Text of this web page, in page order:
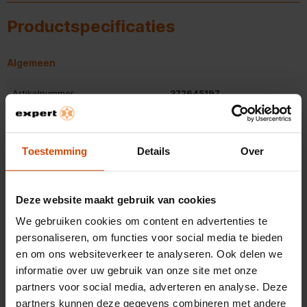
Toestemming Details Over
Deze website maakt gebruik van cookies
We gebruiken cookies om content en advertenties te
personaliseren, om functies voor social media te bieden
en om ons websiteverkeer te analyseren. Ook delen we
informatie over uw gebruik van onze site met onze
partners voor social media, adverteren en analyse. Deze
partners kunnen deze gegevens combineren met andere
Productspecificaties
Algemeen
Artikelnummer 372645197
Belangrijkste kenmerken
Bluetooth Bluetooth
Gewicht en omvang
Hoogte 1,1 cm
Bekijk alle specificaties